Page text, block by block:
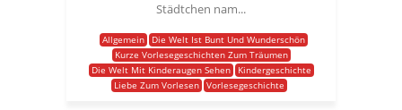
Städtchen nam...
Allgemein
Die Welt Ist Bunt Und Wunderschön
Kurze Vorlesegeschichten Zum Träumen
Die Welt Mit Kinderaugen Sehen
Kindergeschichte
Liebe Zum Vorlesen
Vorlesegeschichte